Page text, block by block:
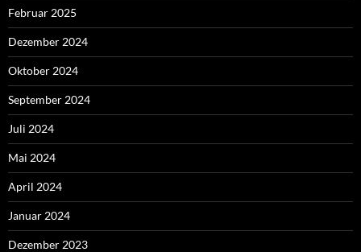
Februar 2025
Dezember 2024
Oktober 2024
September 2024
Juli 2024
Mai 2024
April 2024
Januar 2024
Dezember 2023